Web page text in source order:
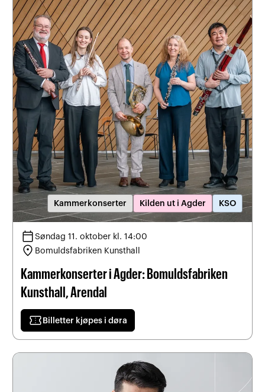
Kammerkonserter Kilden ut i Agder KSO
calendar_today Søndag 11. oktober kl. 14:00
location_on Bomuldsfabriken Kunsthall
Kammerkonserter i Agder: Bomuldsfabriken
Kunsthall, Arendal
confirmation_number Billetter kjøpes i døra